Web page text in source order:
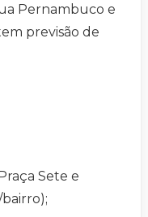
Pernambuco e
previsão de
Sete e